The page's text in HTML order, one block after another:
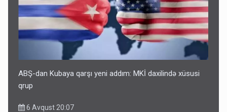
ABŞ-dan Kubaya qarşı yeni addım: MKİ daxilində xüsusi
qrup
6 Avqust 20:07